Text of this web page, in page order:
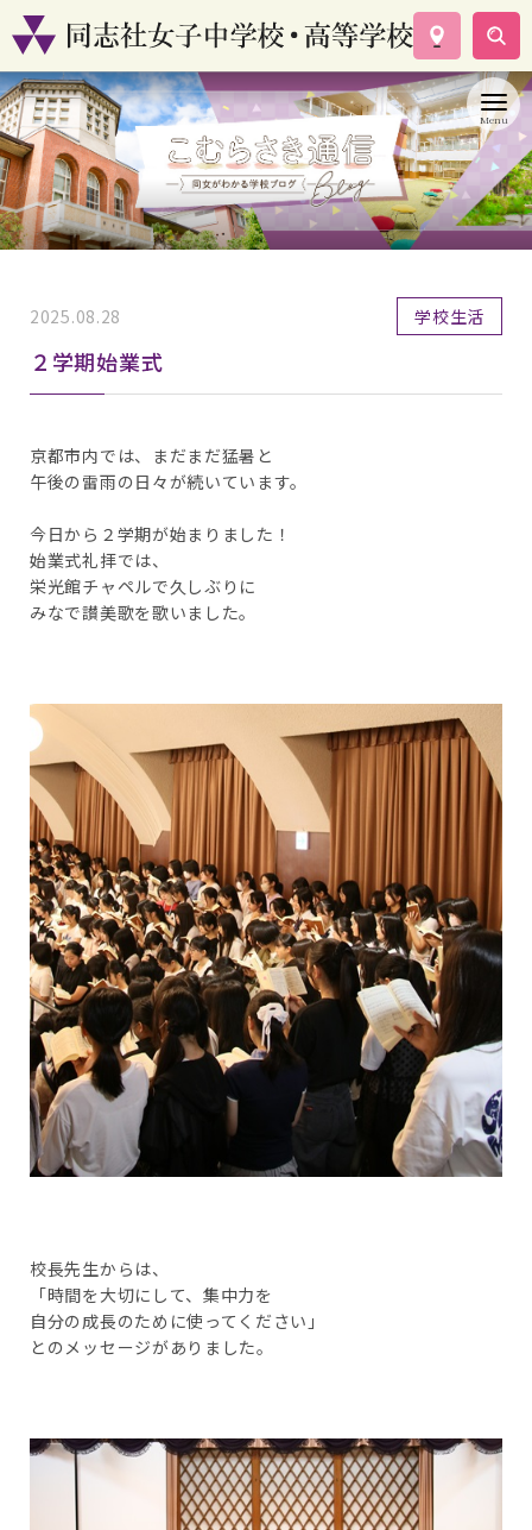
学校案内
コース紹介
学校生活
入試情報
資料請求
2025.08.28 学校生活
２学期始業式
京都市内では、まだまだ猛暑と
午後の雷雨の日々が続いています。
今日から２学期が始まりました！
始業式礼拝では、
栄光館チャペルで久しぶりに
みなで讃美歌を歌いました。
校長先生からは、
「時間を大切にして、集中力を
自分の成長のために使ってください」
とのメッセージがありました。